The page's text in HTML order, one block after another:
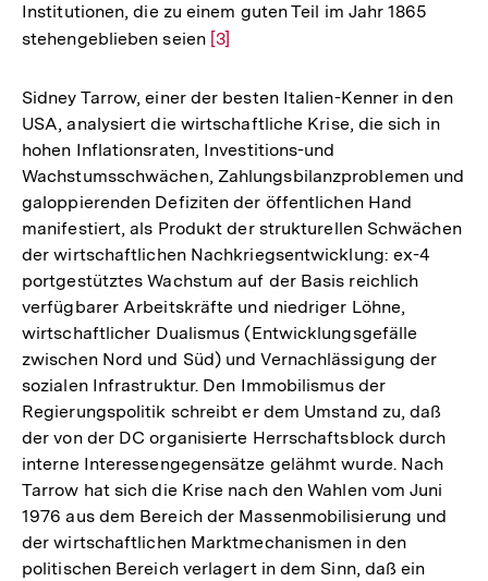
Institutionen, die zu einem guten Teil im Jahr 1865
stehengeblieben seien Zur
der
Fußnote
[3]
Sidney Tarrow, einer der besten Italien-Kenner in den
USA, analysiert die wirtschaftliche Krise, die sich in
hohen Inflationsraten, Investitions-und
Wachstumsschwächen, Zahlungsbilanzproblemen und
galoppierenden Defiziten der öffentlichen Hand
manifestiert, als Produkt der strukturellen Schwächen
der wirtschaftlichen Nachkriegsentwicklung: ex-4
portgestütztes Wachstum auf der Basis reichlich
verfügbarer Arbeitskräfte und niedriger Löhne,
wirtschaftlicher Dualismus (Entwicklungsgefälle
zwischen Nord und Süd) und Vernachlässigung der
sozialen Infrastruktur. Den Immobilismus der
Regierungspolitik schreibt er dem Umstand zu, daß
der von der DC organisierte Herrschaftsblock durch
interne Interessengegensätze gelähmt wurde. Nach
Tarrow hat sich die Krise nach den Wahlen vom Juni
1976 aus dem Bereich der Massenmobilisierung und
der wirtschaftlichen Marktmechanismen in den
politischen Bereich verlagert in dem Sinn, daß ein